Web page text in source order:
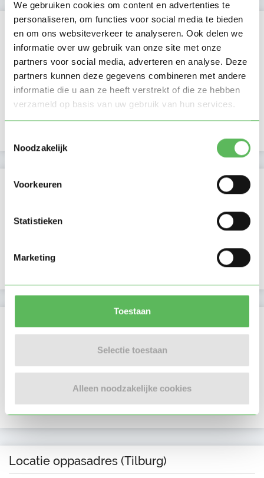
We gebruiken cookies om content en advertenties te
personaliseren, om functies voor social media te bieden
en om ons websiteverkeer te analyseren. Ook delen we
informatie over uw gebruik van onze site met onze
partners voor social media, adverteren en analyse. Deze
partners kunnen deze gegevens combineren met andere
informatie die u aan ze heeft verstrekt of die ze hebben
verzameld op basis van uw gebruik van hun services.
Noodzakelijk
Voorkeuren
Statistieken
Marketing
Toestaan
Selectie toestaan
Alleen noodzakelijke cookies
Kan oppassen op
Ma Di Wo Do Vr Za
Ochtend
Middag
Namiddag
Avond
Activiteit op Oppasland
09-07-2026
09-07-2026
E-mailadres is geverifieerd
In het bezit van een kinder EHBO certificaat
Locatie oppasadres (Tilburg)